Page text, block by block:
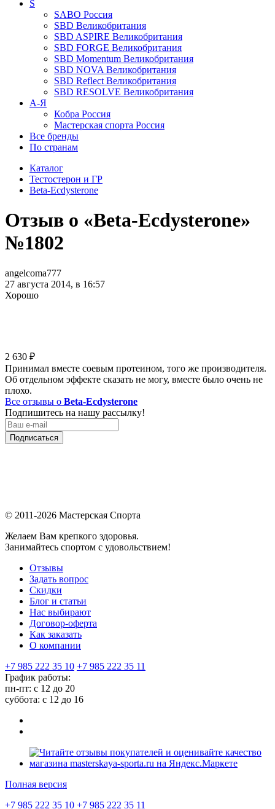
S
SABO Россия
SBD Великобритания
SBD ASPIRE Великобритания
SBD FORGE Великобритания
SBD Momentum Великобритания
SBD NOVA Великобритания
SBD Reflect Великобритания
SBD RESOLVE Великобритания
А-Я
Кобра Россия
Мастерская спорта Россия
Все бренды
По странам
Каталог
Тестостерон и ГР
Beta-Ecdysterone
Отзыв о «Beta-Ecdysterone»
№1802
angelcoma777
27 августа 2014, в 16:57
Хорошо
2 630 ₽
Принимал вместе соевым протеином, того же производителя.
Об отдельном эффекте сказать не могу, вместе было очень не
плохо.
Все отзывы о Beta-Ecdysterone
Подпишитесь на нашу рассылку!
Подписаться
© 2011-2026 Мастерская Спорта
Желаем Вам крепкого здоровья.
Занимайтесь спортом с удовольствием!
Отзывы
Задать вопрос
Скидки
Блог и статьи
Нас выбирают
Договор-оферта
Как заказать
О компании
+7 985 222 35 10 +7 985 222 35 11
График работы:
пн-пт: с 12 до 20
суббота: c 12 до 16
Полная версия
+7 985 222 35 10 +7 985 222 35 11